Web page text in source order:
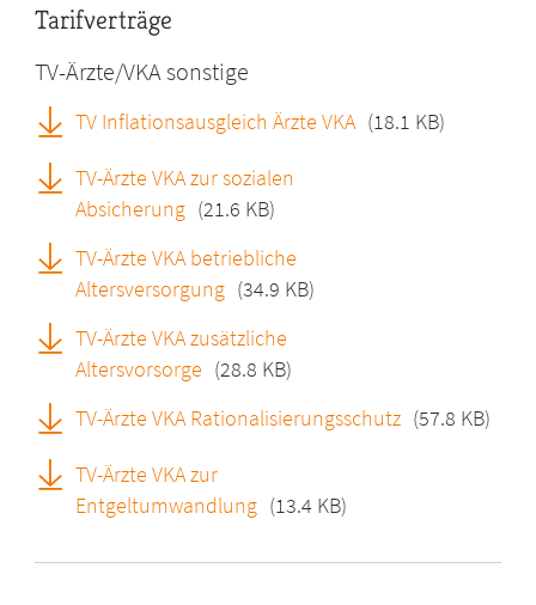
Tarifverträge
TV-Ärzte/VKA sonstige
TV Inflationsausgleich Ärzte VKA (18.1 KB)
TV-Ärzte VKA zur sozialen
Absicherung (21.6 KB)
TV-Ärzte VKA betriebliche
Altersversorgung (34.9 KB)
TV-Ärzte VKA zusätzliche
Altersvorsorge (28.8 KB)
TV-Ärzte VKA Rationalisierungsschutz (57.8 KB)
TV-Ärzte VKA zur
Entgeltumwandlung (13.4 KB)